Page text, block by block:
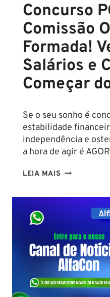
R$
43
Concurso
Comissão
Formada!
Salários e
Começar
Se o seu sonho é
estabilidade
independência e
a hora de agir é
LEIA MAIS CONCURSO
PA
COMISSÃO
FORMADA!
VEJA
VAGAS,
SALÁRIOS